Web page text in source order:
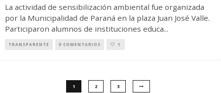
La actividad de sensibilización ambiental fue organizada
por la Municipalidad de Paraná en la plaza Juan José Valle.
Participaron alumnos de instituciones educa...
TRANSPARENTE 0 COMENTARIOS 1
1 2 3